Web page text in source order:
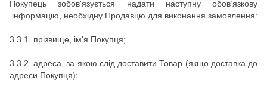
Покупець зобов'язується надати наступну обов’язкову
інформацію, необхідну Продавцю для виконання замовлення:
3.3.1. прізвище, ім'я Покупця;
3.3.2. адреса, за якою слід доставити Товар (якщо доставка до
адреси Покупця);